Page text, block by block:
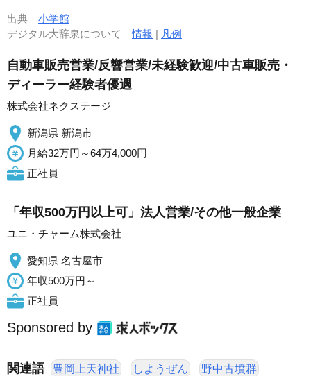
出典 小学館
デジタル大辞泉について情報 | 凡例
自動車販売営業/反響営業/未経験歓迎/中古車販売・
ディーラー経験者優遇
株式会社ネクステージ
新潟県 新潟市
月給32万円～64万4,000円
正社員
「年収500万円以上可」法人営業/その他一般企業
ユニ・チャーム株式会社
愛知県 名古屋市
年収500万円～
正社員
Sponsored by
関連語 豊岡上天神社 しようぜん 野中古墳群